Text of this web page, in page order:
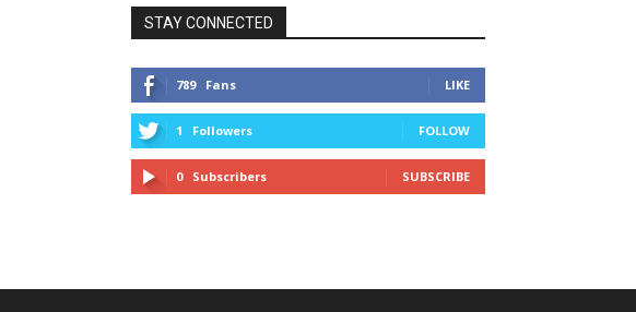
STAY CONNECTED
789 Fans LIKE
1 Followers FOLLOW
0 Subscribers SUBSCRIBE